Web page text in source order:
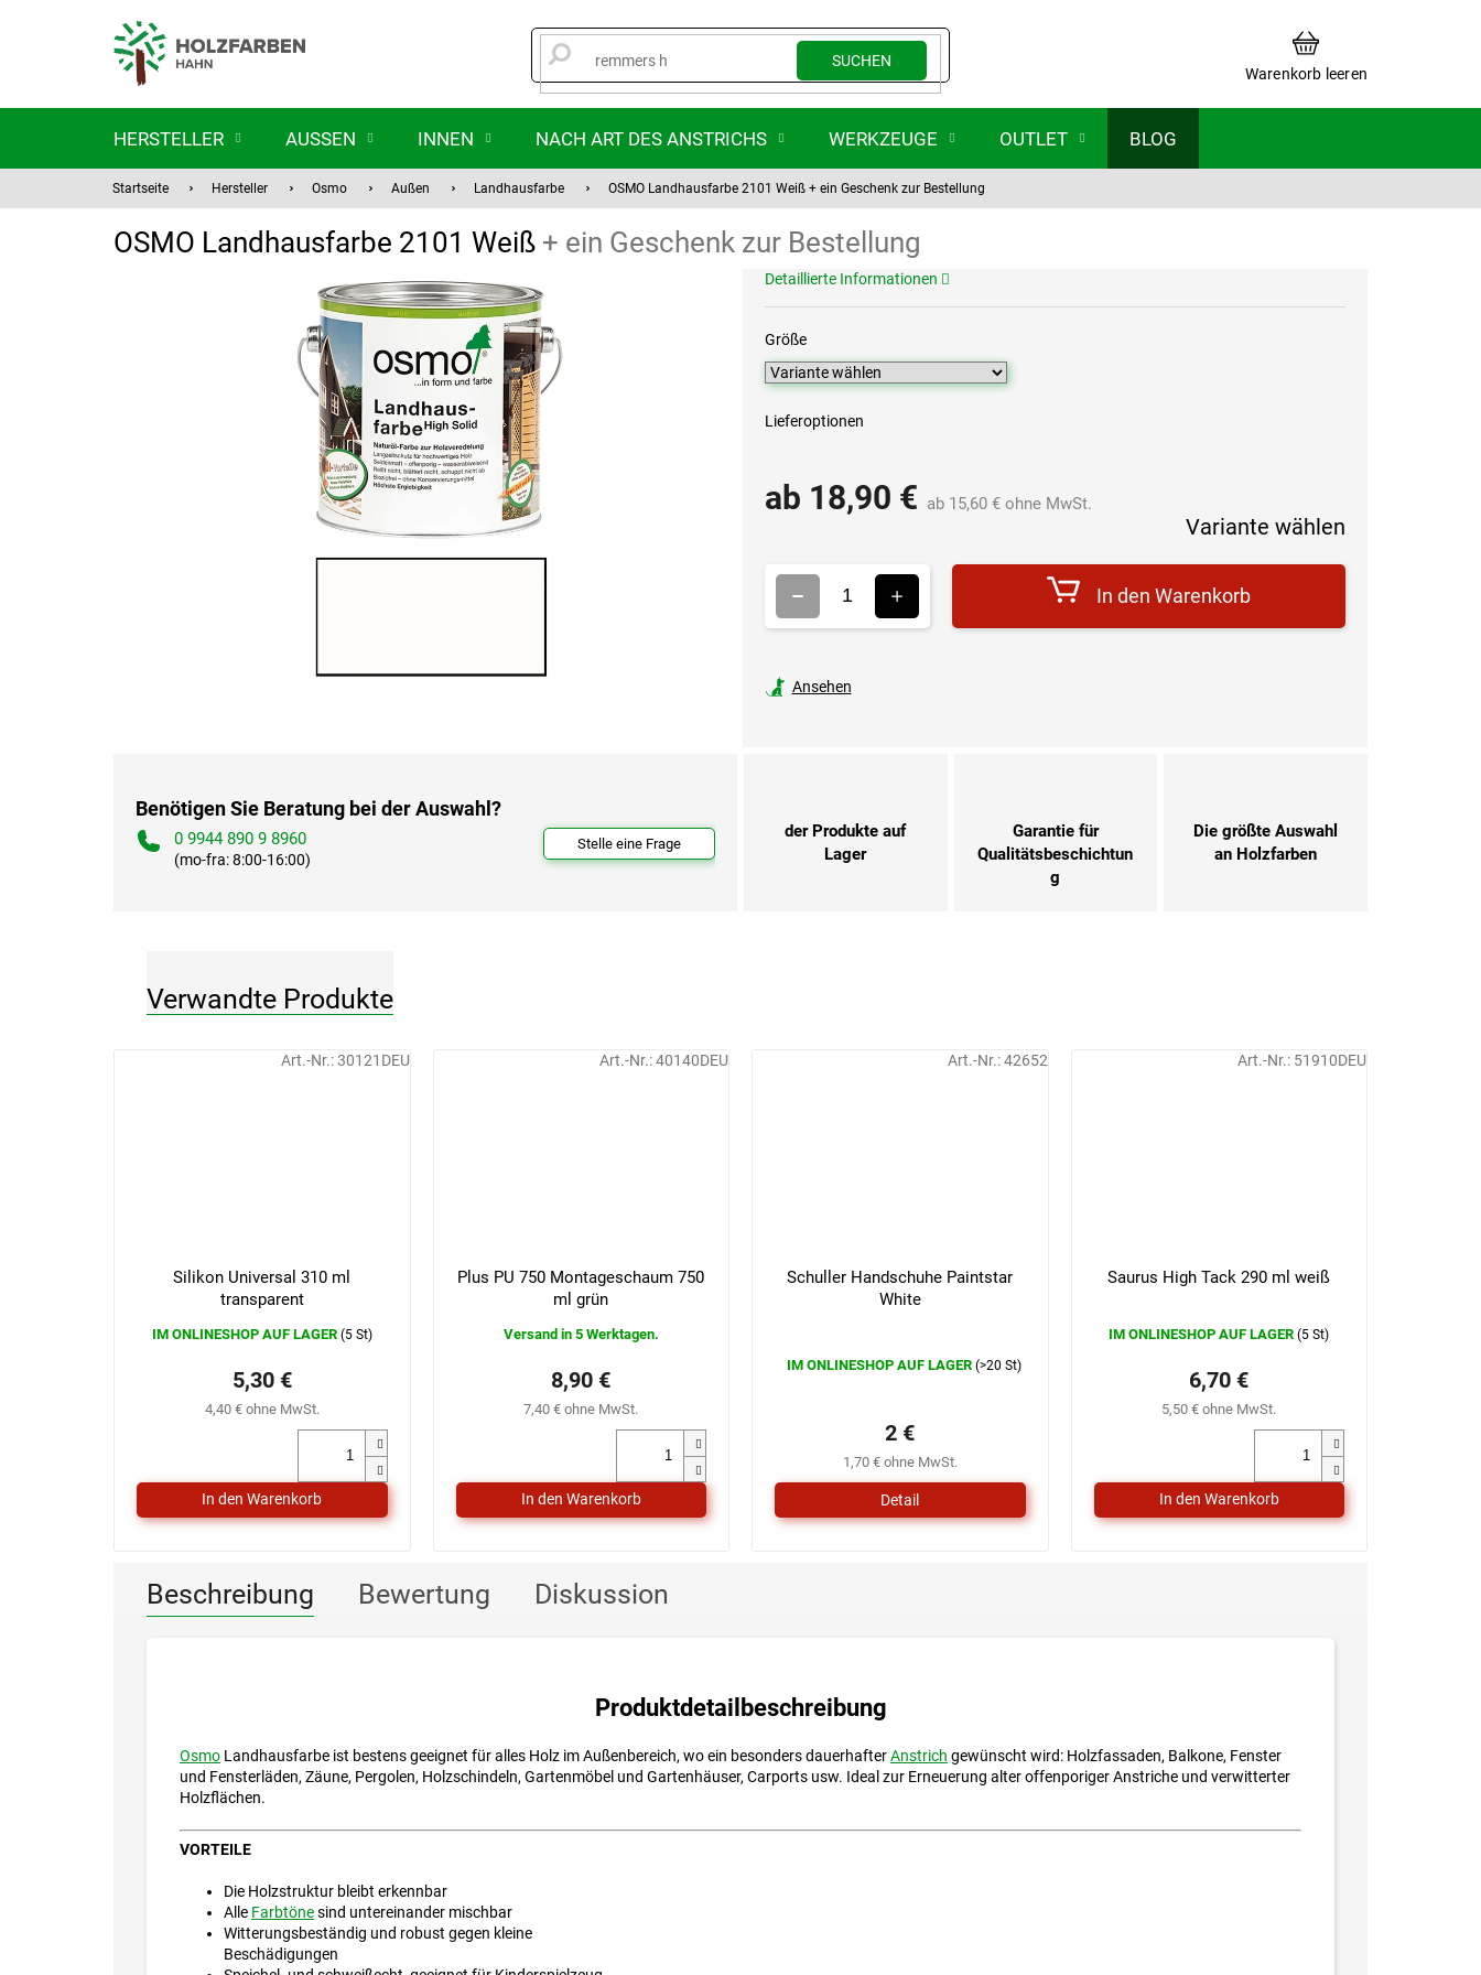
SUCHEN
WARENKORB
Warenkorb leeren
HERSTELLER AUSSEN INNEN NACH ART DES ANSTRICHS WERKZEUGE OUTLET BLOG
Startseite Hersteller Osmo Außen Landhausfarbe OSMO Landhausfarbe 2101 Weiß + ein Geschenk zur Bestellung
OSMO Landhausfarbe 2101 Weiß + ein Geschenk zur Bestellung
ab 18,90 € ab 15,60 €ohne MwSt.
Verkaufspreis:Variante wählen
Größe
Lieferoptionen
In den Warenkorb
Detaillierte Informationen
Ansehen
Benötigen Sie Beratung bei der Auswahl?
0 9944 890 9 8960
(mo-fra: 8:00-16:00)
Stelle eine Frage
der Produkte auf
Lager
Garantie für
Qualitätsbeschichtun
g
Die größte Auswahl
an Holzfarben
Verwandte Produkte
Silikon Universal 310 ml
transparent
IM ONLINESHOP AUF LAGER (5 St)
4,40 € ohne MwSt.
5,30 €
Art.-Nr.:30121DEU
Plus PU 750 Montageschaum 750
ml grün
Versand in 5 Werktagen.
7,40 € ohne MwSt.
8,90 €
Art.-Nr.:40140DEU
Schuller Handschuhe Paintstar
White
Die
von
Sternen.
IM ONLINESHOP AUF LAGER (>20 St)
1,70 € ohne MwSt.
2 €
Detail
Art.-Nr.:42652
Saurus High Tack 290 ml weiß
IM ONLINESHOP AUF LAGER(5 St)
5,50 € ohne MwSt.
6,70 €
Art.-Nr.: 51910DEU
Beschreibung Bewertung Diskussion
Produktdetailbeschreibung
Osmo Landhausfarbe ist bestens geeignet für alles Holz im Außenbereich, wo ein besonders dauerhafterAnstrich gewünscht wird: Holzfassaden, Balkone, Fenster
und Fensterläden, Zäune, Pergolen, Holzschindeln, Gartenmöbel und Gartenhäuser, Carports usw. Ideal zur Erneuerung alter offenporiger Anstriche und verwitterter
Holzflächen.
VORTEILE
Die Holzstruktur bleibt erkennbar
Alle Farbtönesind untereinander mischbar
Witterungsbeständig und robust gegen kleine
Beschädigungen